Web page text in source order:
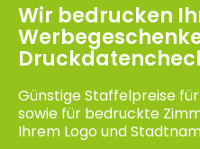
Wir bedrucken
Günstige Staffelpreise
sowie für bedruckte
Ihrem Logo und